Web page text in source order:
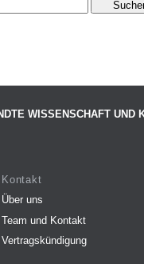
WISSENSCHAFT UND
Kontakt
Über uns
Team und Kontakt
Vertragskündigung